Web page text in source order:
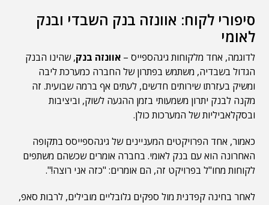
סיפורי לקוח: אוונזה בנק השבדי ובנק
לאומי
לדוגמה, אחד מלקוחות גיגהספייס – אוונזה בנק, שהינו הבנק
הגדול בשבדיה, משתמש בפתרון של החברה כמערכת ליבה
ומשיק בעזרתו שירותים חדשים, לעתים אף ברמה שבועית. זה
מקנה לבנק יתרון משמעותי בזמן ההגעה לשוק, וביציבות
ובסקלאביליות של המערכות כולן.
כאמור, אחד הפרויקטים המעניינים של גיגהספייסס בתקופה
האחרונה הוא עם בנק לאומי. בחברה אומרים שכשהם משתפים
לקוחות מחו"ל בפרויקט זה, הם אומרים: "כזה אני רוצה!".
לאחר בחינה קפדנית מול ספקים גלובליים מובילים, לרבות סאפ,